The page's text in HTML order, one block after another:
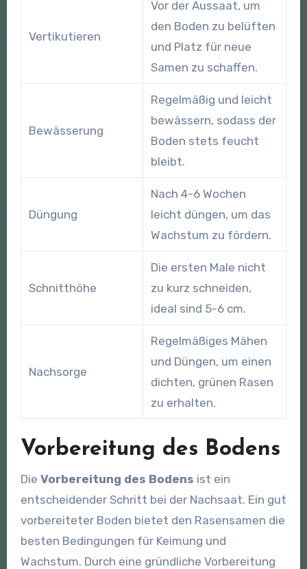
Vertikutieren
Vor der Aussaat, um
den Boden zu belüften
und Platz für neue
Samen zu schaffen.
Bewässerung
Regelmäßig und leicht
bewässern, sodass der
Boden stets feucht
bleibt.
Düngung
Nach 4-6 Wochen
leicht düngen, um das
Wachstum zu fördern.
Schnitthöhe
Die ersten Male nicht
zu kurz schneiden,
ideal sind 5-6 cm.
Nachsorge
Regelmäßiges Mähen
und Düngen, um einen
dichten, grünen Rasen
zu erhalten.
Vorbereitung des Bodens
Die Vorbereitung des Bodens ist ein
entscheidender Schritt bei der Nachsaat. Ein gut
vorbereiteter Boden bietet den Rasensamen die
besten Bedingungen für Keimung und
Wachstum. Durch eine gründliche Vorbereitung